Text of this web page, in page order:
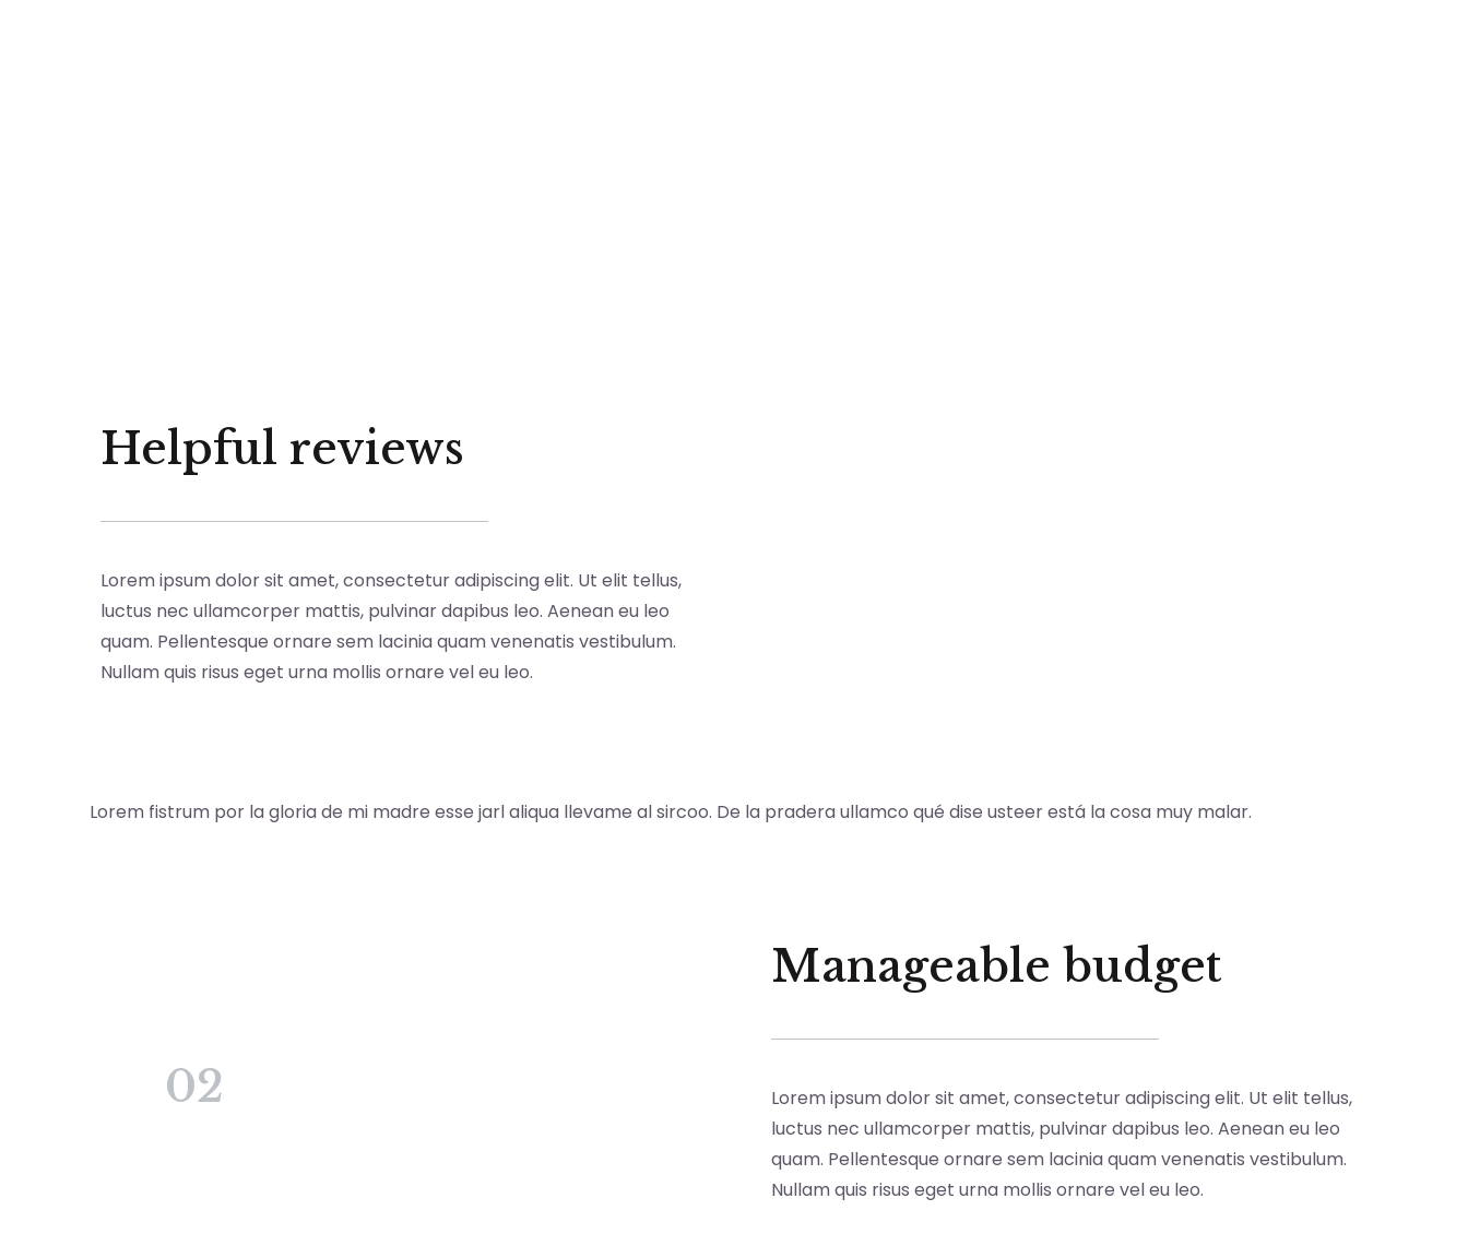
Helpful reviews
Lorem ipsum dolor sit amet, consectetur adipiscing elit. Ut elit tellus,
luctus nec ullamcorper mattis, pulvinar dapibus leo. Aenean eu leo
quam. Pellentesque ornare sem lacinia quam venenatis vestibulum.
Nullam quis risus eget urna mollis ornare vel eu leo.
Lorem fistrum por la gloria de mi madre esse jarl aliqua llevame al sircoo. De la pradera ullamco qué dise usteer está la cosa muy malar.
02
Manageable budget
Lorem ipsum dolor sit amet, consectetur adipiscing elit. Ut elit tellus,
luctus nec ullamcorper mattis, pulvinar dapibus leo. Aenean eu leo
quam. Pellentesque ornare sem lacinia quam venenatis vestibulum.
Nullam quis risus eget urna mollis ornare vel eu leo.